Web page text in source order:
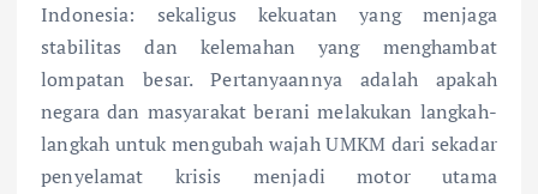
Indonesia: sekaligus kekuatan yang menjaga
stabilitas dan kelemahan yang menghambat
lompatan besar. Pertanyaannya adalah apakah
negara dan masyarakat berani melakukan langkah-
langkah untuk mengubah wajah UMKM dari sekadar
penyelamat krisis menjadi motor utama